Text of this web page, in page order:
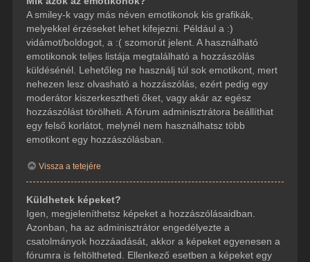
A smiley-k vagy más néven emotikonok kis grafikák,
melyekkel érzéseket lehet kifejezni. Például a :)
vidámot/boldogot, a :( szomorút jelent. A használható
emotikonok teljes listája megtalálható a hozzászólás
küldésénél. Lehetőleg ne használj túl sok emotikont, mert
nehezen lesz olvasható a hozzászólás, ezért pedig egy
moderátor kiszerkesztheti őket, vagy akár az egész
hozzászólást törölheti. A fórum adminisztrátora beállíthat
egy felső korlátot, melynél nem használhatsz több
emotikont egy hozzászólásban.
Vissza a tetejére
Küldhetek képeket?
Igen, megjeleníthetsz képeket a hozzászólásaidban.
Azonban, ha az adminisztrátor engedélyezte a
csatolmányok hozzáadását, akkor a képeket egyenesen a
fórumra is feltöltheted. Ellenkező esetben a képeket egy